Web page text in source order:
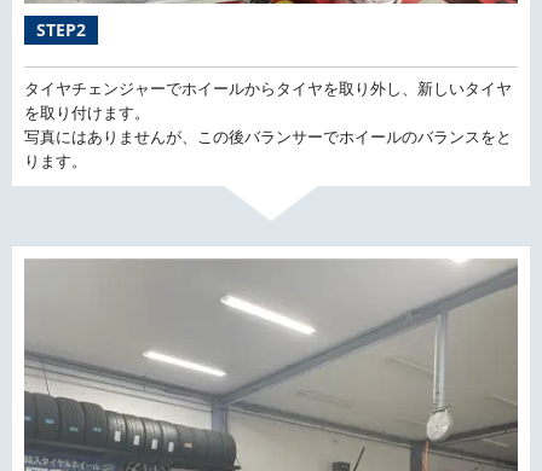
STEP2
タイヤチェンジャーでホイールからタイヤを取り外し、新しいタイヤ
を取り付けます。
写真にはありませんが、この後バランサーでホイールのバランスをと
ります。